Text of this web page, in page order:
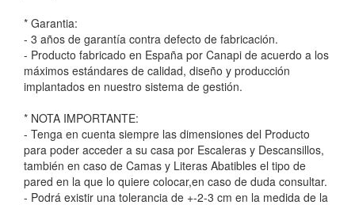
* Garantia:
- 3 años de garantía contra defecto de fabricación.
- Producto fabricado en España por Canapi de acuerdo a los
máximos estándares de calidad, diseño y producción
implantados en nuestro sistema de gestión.
* NOTA IMPORTANTE:
- Tenga en cuenta siempre las dimensiones del Producto
para poder acceder a su casa por Escaleras y Descansillos,
también en caso de Camas y Literas Abatibles el tipo de
pared en la que lo quiere colocar,en caso de duda consultar.
- Podrá existir una tolerancia de +-2-3 cm en la medida de la